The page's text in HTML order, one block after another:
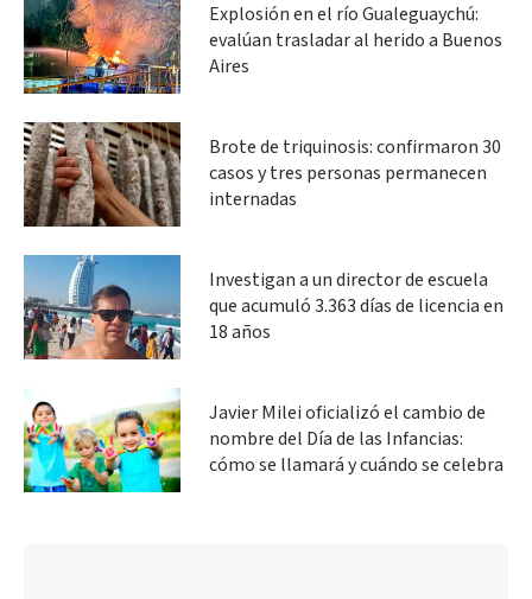
Explosión en el río Gualeguaychú:
evalúan trasladar al herido a Buenos
Aires
Brote de triquinosis: confirmaron 30
casos y tres personas permanecen
internadas
Investigan a un director de escuela
que acumuló 3.363 días de licencia en
18 años
Javier Milei oficializó el cambio de
nombre del Día de las Infancias:
cómo se llamará y cuándo se celebra